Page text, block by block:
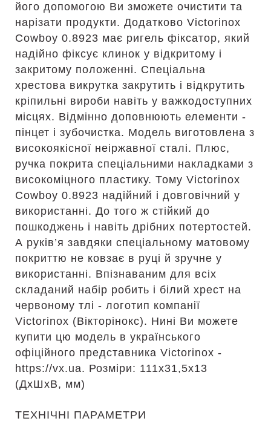
його допомогою Ви зможете очистити та
нарізати продукти. Додатково Victorinox
Cowboy 0.8923 має ригель фіксатор, який
надійно фіксує клинок у відкритому і
закритому положенні. Спеціальна
хрестова викрутка закрутить і відкрутить
кріпильні вироби навіть у важкодоступних
місцях. Відмінно доповнюють елементи -
пінцет і зубочистка. Модель виготовлена з
високоякісної неіржавної сталі. Плюс,
ручка покрита спеціальними накладками з
високоміцного пластику. Тому Victorinox
Cowboy 0.8923 надійний і довговічний у
використанні. До того ж стійкий до
пошкоджень і навіть дрібних потертостей.
А руків’я завдяки спеціальному матовому
покриттю не ковзає в руці й зручне у
використанні. Впізнаваним для всіх
складаний набір робить і білий хрест на
червоному тлі - логотип компанії
Victorinox (Вікторінокс). Нині Ви можете
купити цю модель в українського
офіційного представника Victorinox -
https://vx.ua. Розміри: 111х31,5х13
(ДхШхВ, мм)
ТЕХНІЧНІ ПАРАМЕТРИ